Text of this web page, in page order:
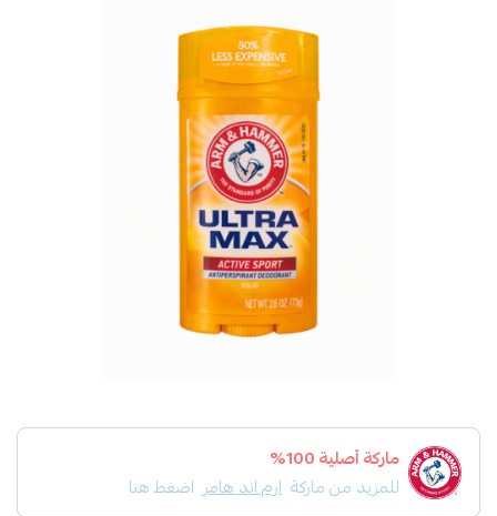
ماركة أصلية 100%
للمزيد من ماركة ارم اند هامر اضغط هنا